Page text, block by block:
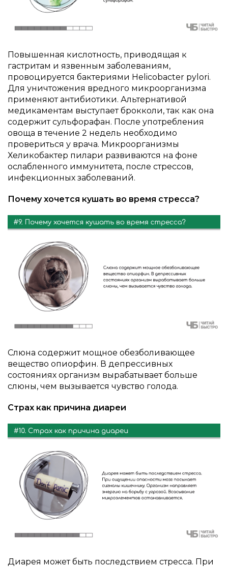
Повышенная кислотность, приводящая к
гастритам и язвенным заболеваниям,
провоцируется бактериями Helicobacter pylori.
Для уничтожения вредного микроорганизма
применяют антибиотики. Альтернативой
медикаментам выступает брокколи, так как она
содержит сульфорафан. После употребления
овоща в течение 2 недель необходимо
провериться у врача. Микроорганизмы
Хеликобактер пилари развиваются на фоне
ослабленного иммунитета, после стрессов,
инфекционных заболеваний.
Почему хочется кушать во время стресса?
Слюна содержит мощное обезболивающее
вещество опиорфин. В депрессивных
состояниях организм вырабатывает больше
слюны, чем вызывается чувство голода.
Страх как причина диареи
Диарея может быть последствием стресса. При